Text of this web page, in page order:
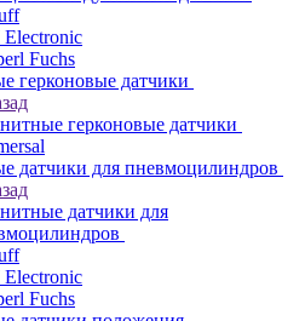
Fuchs
герконовые датчики
герконовые датчики
датчики для пневмоцилиндров
датчики для
Fuchs